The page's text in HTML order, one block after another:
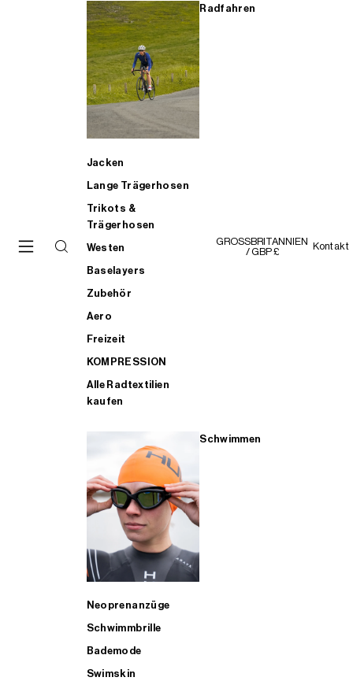
Radfahren
Jacken
Lange Trägerhosen
Trikots &
Trägerhosen
Westen
Baselayers
Zubehör
Aero
Freizeit
KOMPRESSION
Alle Radtextilien
kaufen
Schwimmen
Neoprenanzüge
Schwimmbrille
Bademode
Swimskin
GROSSBRITANNIEN
/ GBP £
Kontakt